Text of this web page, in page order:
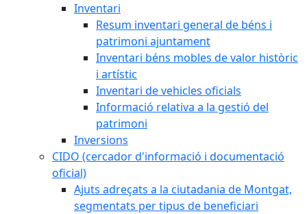
Inventari
Resum inventari general de béns i
patrimoni ajuntament
Inventari béns mobles de valor històric
i artístic
Inventari de vehicles oficials
Informació relativa a la gestió del
patrimoni
Inversions
CIDO (cercador d'informació i documentació
oficial)
Ajuts adreçats a la ciutadania de Montgat,
segmentats per tipus de beneficiari